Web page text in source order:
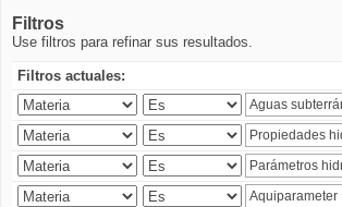
Filtros
Use filtros para refinar sus resultados.
Filtros actuales: